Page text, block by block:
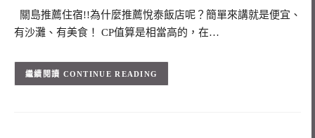
關島推薦住宿!!為什麼推薦悅泰飯店呢？簡單來講就是便宜、
有沙灘、有美食！ CP值算是相當高的，在…
CONTINUE READING